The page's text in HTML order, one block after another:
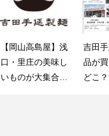
【岡山高島屋】浅
口・里庄の美味し
いものが大集合！
吉田
品が
どこ
バチのお好み焼き
よし
イベ